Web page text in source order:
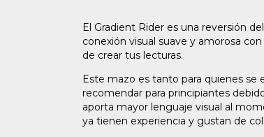
El Gradient Rider es una reversión
conexión visual suave y amorosa
de crear tus lecturas.
Este mazo es tanto para quienes se
recomendar para principiantes
aporta mayor lenguaje visual al
ya tienen experiencia y gustan de